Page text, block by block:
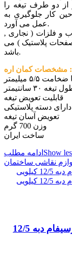
دو طرف تیغه را
کار جلوگیری به
عمل می آورد.
و فلزات ( نجاری ,
پلاستیک ) می
باشد.
مشخصات کمان اره :
۵ میلیمتر
تیغه ۳۰ سانتیمتر
قابلیت تعویض تیغه
دارای دسته پلاستیکی
تعویض آسان تیغه
وزن 700 گرم
ساخت ایران
ادامه مطلب Show
نقاشی ساختمان
رنگ نیم پلاستیک سفید مات درجه 1 پارسیفام دبه 12/5